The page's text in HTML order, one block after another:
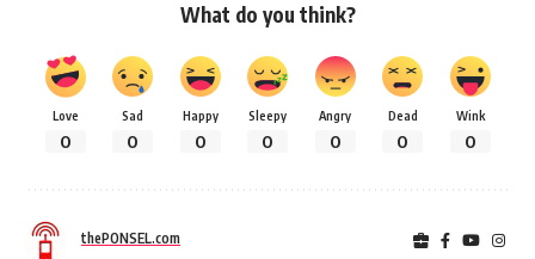
What do you think?
Love
0
Sad
0
Happy
0
Sleepy
0
Angry
0
Dead
0
Wink
0
thePONSEL.com